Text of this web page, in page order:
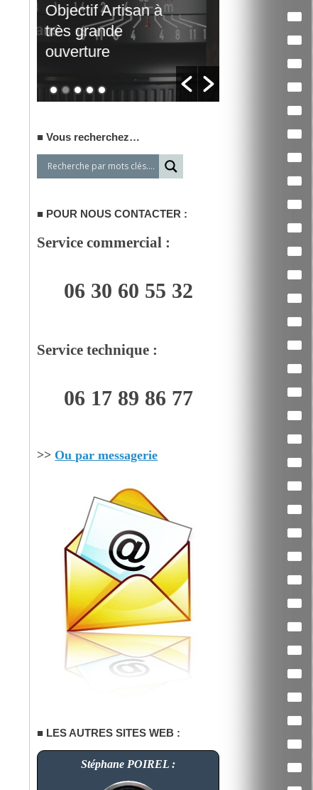
Traitement de
vidéos par lots
Un film
Vous recherchez…
POUR NOUS CONTACTER :
Service commercial :
06 30 60 55 32
Service technique :
06 17 89 86 77
>> Ou par messagerie
LES AUTRES SITES WEB :
Stéphane POIREL :